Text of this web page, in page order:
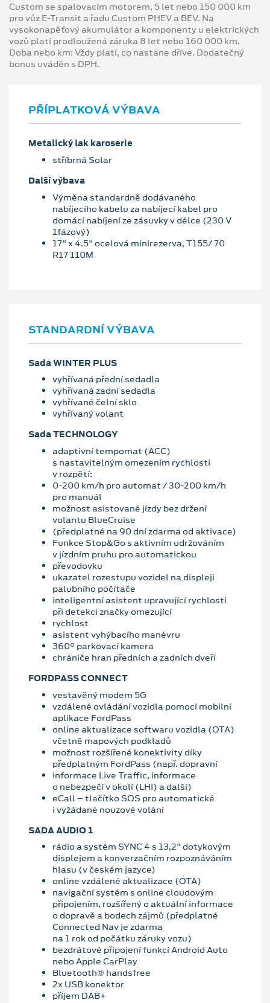
Custom se spalovacím motorem, 5 let nebo 150 000 km
pro vůz E-Transit a řadu Custom PHEV a BEV. Na
vysokonapěťový akumulátor a komponenty u elektrických
vozů platí prodloužená záruka 8 let nebo 160 000 km.
Doba nebo km: Vždy platí, co nastane dříve. Dodatečný
bonus uváděn s DPH.
PŘÍPLATKOVÁ VÝBAVA
Metalický lak karoserie
stříbrná Solar
Další výbava
Výměna standardně dodávaného
nabíjecího kabelu za nabíjecí kabel pro
domácí nabíjení ze zásuvky v délce (230 V
1fázový)
17" x 4.5" ocelová minirezerva, T155/ 70
R17 110M
STANDARDNÍ VÝBAVA
Sada WINTER PLUS
vyhřívaná přední sedadla
vyhřívaná zadní sedadla
vyhřívané čelní sklo
vyhřívaný volant
Sada TECHNOLOGY
adaptivní tempomat (ACC)
s nastavitelným omezením rychlosti
v rozpětí:
0-200 km/h pro automat / 30-200 km/h
pro manuál
možnost asistované jízdy bez držení
volantu BlueCruise
(předplatné na 90 dní zdarma od aktivace)
Funkce Stop&Go s aktivním udržováním
v jízdním pruhu pro automatickou
převodovku
ukazatel rozestupu vozidel na displeji
palubního počítače
inteligentní asistent upravující rychlosti
při detekci značky omezující
rychlost
asistent vyhýbacího manévru
360° parkovací kamera
chrániče hran předních a zadních dveří
FORDPASS CONNECT
vestavěný modem 5G
vzdálené ovládání vozidla pomocí mobilní
aplikace FordPass
online aktualizace softwaru vozidla (OTA)
včetně mapových podkladů
možnost rozšířené konektivity díky
předplatným FordPass (např. dopravní
informace Live Traffic, informace
o nebezpečí v okolí (LHI) a další)
eCall – tlačítko SOS pro automatické
i vyžádané nouzové volání
SADA AUDIO 1
rádio a systém SYNC 4 s 13,2" dotykovým
displejem a konverzačním rozpoznáváním
hlasu (v českém jazyce)
online vzdálené aktualizace (OTA)
navigační systém s online cloudovým
připojením, rozšířený o aktuální informace
o dopravě a bodech zájmů (předplatné
Connected Nav je zdarma
na 1 rok od počátku záruky vozu)
bezdrátové připojení funkcí Android Auto
nebo Apple CarPlay
Bluetooth® handsfree
2x USB konektor
příjem DAB+